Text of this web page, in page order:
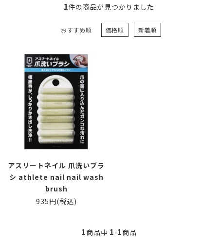
1件の商品が見つかりました
おすすめ順 価格順 新着順
アスリートネイル 爪洗いブラ
シ athlete nail nail wash
brush
935円(税込)
1商品中 1-1商品